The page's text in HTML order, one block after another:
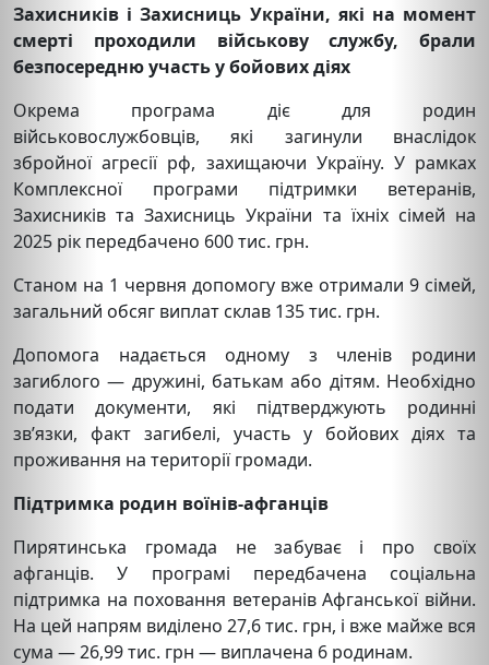
Захисників і Захисниць України, які на момент
смерті проходили військову службу, брали
безпосередню участь у бойових діях
Окрема програма діє для родин
військовослужбовців, які загинули внаслідок
збройної агресії рф, захищаючи Україну. У рамках
Комплексної програми підтримки ветеранів,
Захисників та Захисниць України та їхніх сімей на
2025 рік передбачено 600 тис. грн.
Станом на 1 червня допомогу вже отримали 9 сімей,
загальний обсяг виплат склав 135 тис. грн.
Допомога надається одному з членів родини
загиблого — дружині, батькам або дітям. Необхідно
подати документи, які підтверджують родинні
зв’язки, факт загибелі, участь у бойових діях та
проживання на території громади.
Підтримка родин воїнів-афганців
Пирятинська громада не забуває і про своїх
афганців. У програмі передбачена соціальна
підтримка на поховання ветеранів Афганської війни.
На цей напрям виділено 27,6 тис. грн, і вже майже вся
сума — 26,99 тис. грн — виплачена 6 родинам.